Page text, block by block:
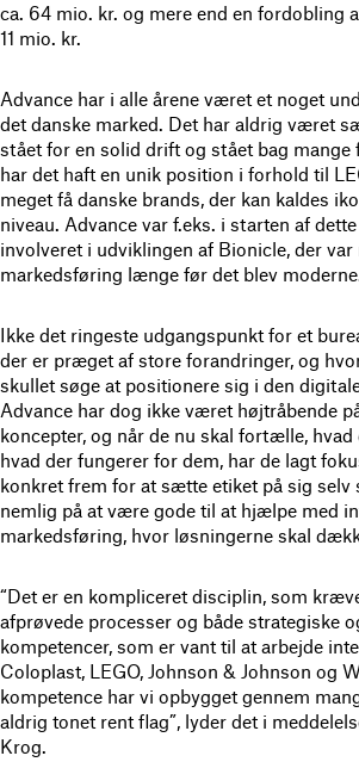
ca. 64 mio. kr. og mere end en fordobling
11 mio. kr.
Advance har i alle årene været et noget
det danske marked. Det har aldrig været
stået for en solid drift og stået bag mange
har det haft en unik position i forhold til
meget få danske brands, der kan kaldes
niveau. Advance var f.eks. i starten af
involveret i udviklingen af Bionicle, der var
markedsføring længe før det blev
Ikke det ringeste udgangspunkt for et
der er præget af store forandringer, og
skullet søge at positionere sig i den
Advance har dog ikke været højtråbende
koncepter, og når de nu skal fortælle, hvad
hvad der fungerer for dem, har de lagt
konkret frem for at sætte etiket på sig selv
nemlig på at være gode til at hjælpe med
markedsføring, hvor løsningerne skal
“Det er en kompliceret disciplin, som
afprøvede processer og både strategiske
kompetencer, som er vant til at arbejde
Coloplast, LEGO, Johnson & Johnson og
kompetence har vi opbygget gennem
aldrig tonet rent flag”, lyder det i
Krog.